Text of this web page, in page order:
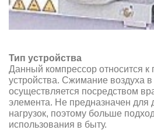
Тип устройства
Данный компрессор относится
устройства. Сжимание воздуха
осуществляется посредством
элемента. Не предназначен для
нагрузок, поэтому больше
использования в быту.